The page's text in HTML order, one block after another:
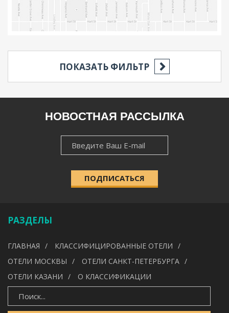
ПОКАЗАТЬ ФИЛЬТР
НАСЕЛЁННЫЙ ПУНКТ
ИСКАТЬ
НОВОСТНАЯ РАССЫЛКА
ПОДПИСАТЬСЯ
РАЗДЕЛЫ
ГЛАВНАЯ
КЛАССИФИЦИРОВАННЫЕ ОТЕЛИ
ОТЕЛИ МОСКВЫ
ОТЕЛИ САНКТ-ПЕТЕРБУРГА
ОТЕЛИ КАЗАНИ
О КЛАССИФИКАЦИИ